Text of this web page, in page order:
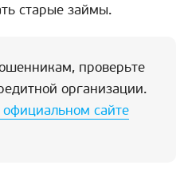
старые займы.
проверьте
организации.
официальном сайте